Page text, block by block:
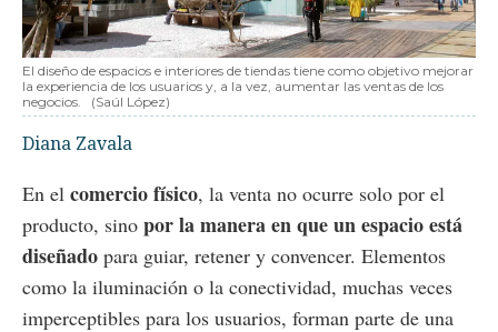
El diseño de espacios e interiores de tiendas tiene como objetivo mejorar
la experiencia de los usuarios y, a la vez, aumentar las ventas de los
negocios.
(Saúl López)
Diana Zavala
En el comercio físico, la venta no ocurre solo por el
producto, sino por la manera en que un espacio está
diseñado para guiar, retener y convencer. Elementos
como la iluminación o la conectividad, muchas veces
imperceptibles para los usuarios, forman parte de una